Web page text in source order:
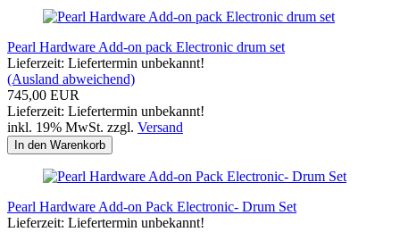
Pearl Hardware Add-on pack Electronic drum set
Lieferzeit: Liefertermin unbekannt!
(Ausland abweichend)
745,00 EUR
Lieferzeit: Liefertermin unbekannt!
inkl. 19% MwSt. zzgl. Versand
In den Warenkorb
Pearl Hardware Add-on Pack Electronic- Drum Set
Lieferzeit: Liefertermin unbekannt!